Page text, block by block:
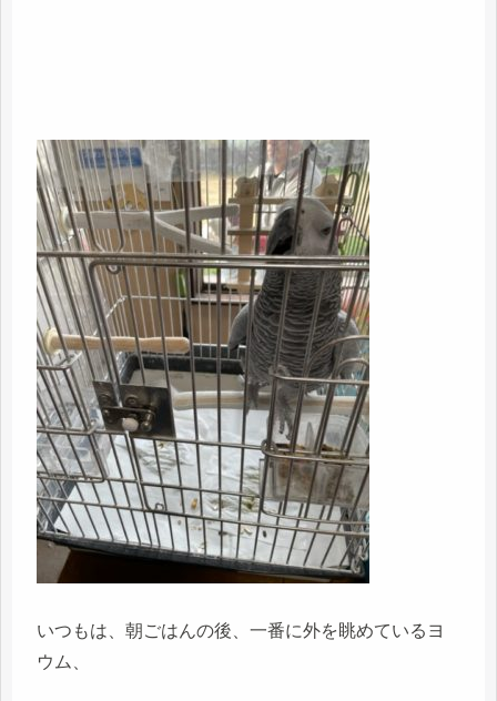
いつもは、朝ごはんの後、一番に外を眺めているヨ
ウム、